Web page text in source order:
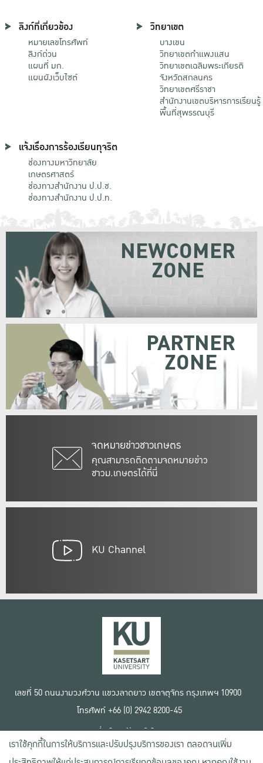
ลิงก์ที่เกี่ยวข้อง
หมายเลขโทรศัพท์
ลิงก์ด่วน
แผนที่ มก.
แผนผังเว็บไซต์
วิทยาเขต
บางเขน
วิทยาเขตกําแพงแสน
วิทยาเขตเฉลิมพระเกียรติ
จังหวัดสกลนคร
วิทยาเขตศรีราชา
สำนักงานเขตบริหารการเรียนรู้
พื้นที่สุพรรณบุรี
แจ้งเรื่องการร้องเรียนทุจริต
ช่องทางมหาวิทยาลัย
เกษตรศาสตร์
ช่องทางสำนักงาน ป.ป.ช.
ช่องทางสำนักงาน ป.ป.ท.
จดหมายข่าวชาวเกษตร
คุณสามารถติดตามจดหมายข่าว
ชาวม.เกษตรได้ที่นี่
NEWCOMER
ZONE
PARTNER
ZONE
KU Channel
เลขที่ 50 ถนนงามวงศ์วาน แขวงลาดยาว เขตจตุจักร กรุงเทพฯ 10900
โทรศัพท์ +66 (0) 2942 8200-45
เงื่อนไขการใช้งานเว็บไซต์
ข้อตกลงด้านสิทธิ์ใช้งาน
นโยบายความเป็นส่วนตัว
เราใช้คุกกี้ในการให้บริการและปรับปรุงบริการของเรา ตลอดจนเพิ่ม